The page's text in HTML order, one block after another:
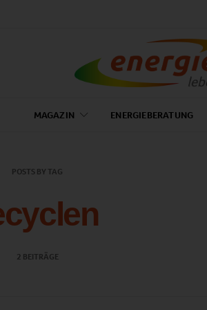
MAGAZIN ENERGIEBERATUNG
POSTS BY TAG
2 BEITRÄGE